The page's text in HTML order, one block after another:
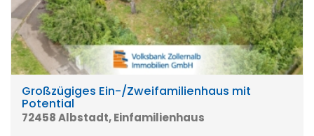
Großzügiges Ein-/Zweifamilienhaus mit
Potential
72458 Albstadt, Einfamilienhaus